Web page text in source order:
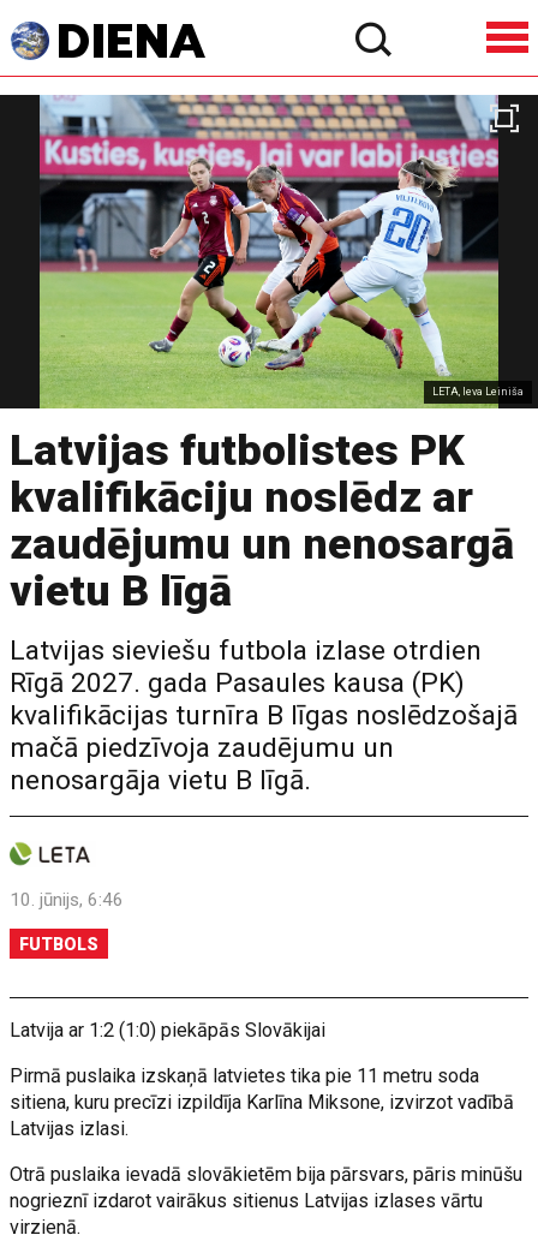
LETA, Ieva Leiniša
Latvijas futbolistes PK
kvalifikāciju noslēdz ar
zaudējumu un nenosargā
vietu B līgā
Latvijas sieviešu futbola izlase otrdien
Rīgā 2027. gada Pasaules kausa (PK)
kvalifikācijas turnīra B līgas noslēdzošajā
mačā piedzīvoja zaudējumu un
nenosargāja vietu B līgā.
10. jūnijs, 6:46
FUTBOLS
Latvija ar 1:2 (1:0) piekāpās Slovākijai
Pirmā puslaika izskaņā latvietes tika pie 11 metru soda
sitiena, kuru precīzi izpildīja Karlīna Miksone, izvirzot vadībā
Latvijas izlasi.
Otrā puslaika ievadā slovākietēm bija pārsvars, pāris minūšu
nogrieznī izdarot vairākus sitienus Latvijas izlases vārtu
virzienā.